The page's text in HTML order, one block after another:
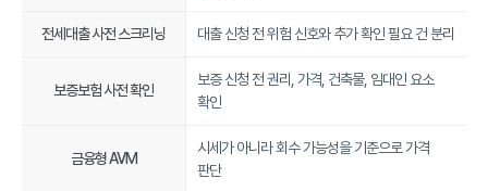
전세대출 사전 스크리닝 대출 신청 전 위험 신호와 추가 확인 필요 건 분리
보증보험 사전 확인
보증 신청 전 권리, 가격, 건축물, 임대인 요소
확인
금융형 AVM
시세가 아니라 회수 가능성을 기준으로 가격
판단